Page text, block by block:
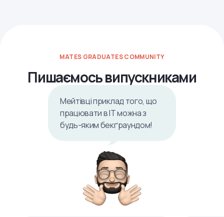
MATES GRADUATES COMMUNITY
Пишаємось випускниками
Мейтівці приклад того, що
працювати в ІТ можна з
будь-яким бекґраундом!